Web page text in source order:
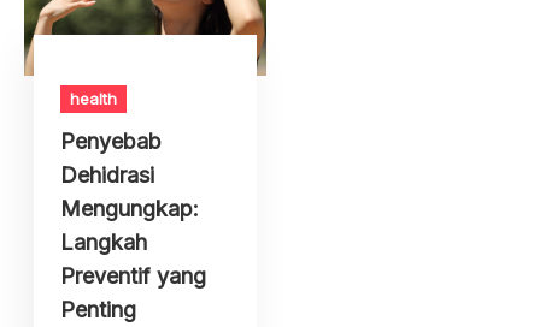
health
Penyebab
Dehidrasi
Mengungkap:
Langkah
Preventif yang
Penting